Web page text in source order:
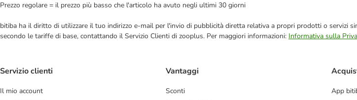
Prezzo regolare = il prezzo più basso che l'articolo ha avuto negli ultimi 30 giorni
bitiba ha il diritto di utilizzare il tuo indirizzo e-mail per l'invio di pubblicità diretta relativa a propri prodotti o servizi
secondo le tariffe di base, contattando il Servizio Clienti di zooplus. Per maggiori informazioni: Informativa sulla
Servizio clienti
Il mio account
Vantaggi
Sconti
App